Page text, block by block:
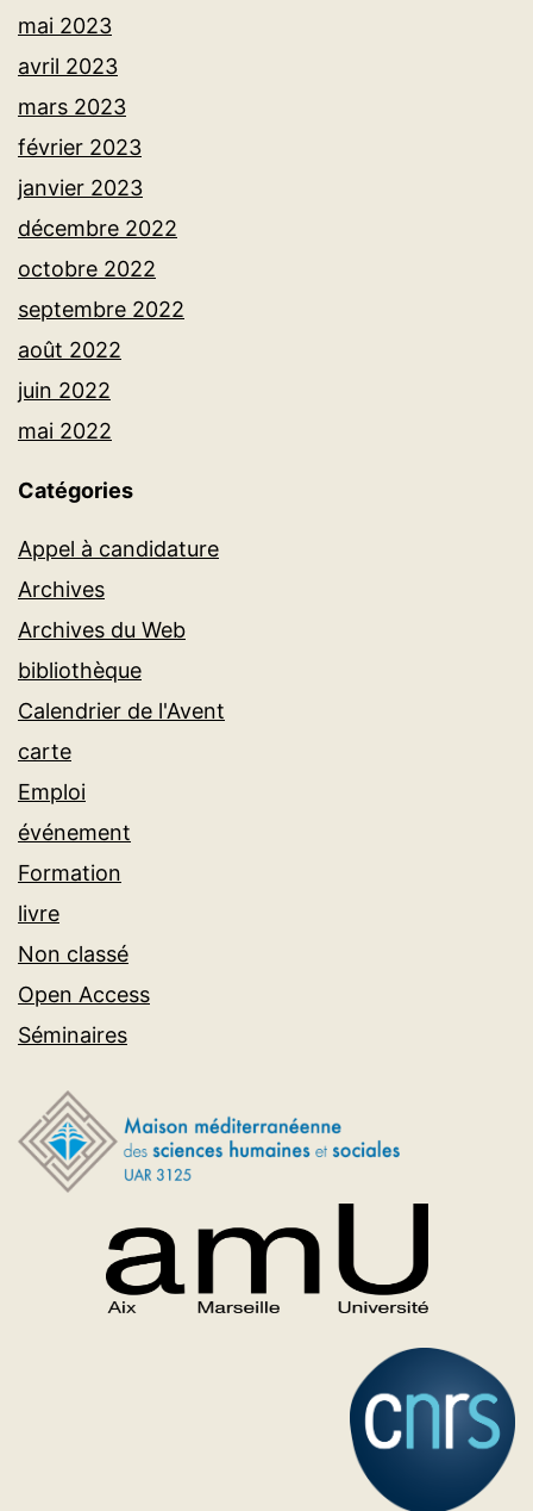
mai 2023
avril 2023
mars 2023
février 2023
janvier 2023
décembre 2022
octobre 2022
septembre 2022
août 2022
juin 2022
mai 2022
Catégories
Appel à candidature
Archives
Archives du Web
bibliothèque
Calendrier de l'Avent
carte
Emploi
événement
Formation
livre
Non classé
Open Access
Séminaires